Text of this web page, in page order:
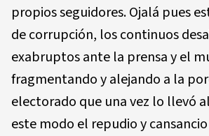
propios seguidores. Ojalá pues
de corrupción, los continuos
exabruptos ante la prensa y el
fragmentando y alejando a la
electorado que una vez lo llevó
este modo el repudio y